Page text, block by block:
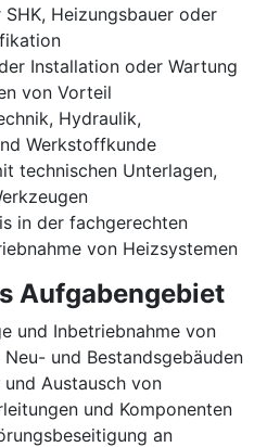
Heizungsbauer oder
Installation oder Wartung
von Vorteil
Hydraulik,
Werkstoffkunde
technischen Unterlagen,
in der fachgerechten
von Heizsystemen
Aufgabengebiet
und Inbetriebnahme von
und Bestandsgebäuden
Austausch von
und Komponenten
an